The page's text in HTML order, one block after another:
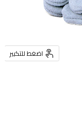
اضغط للتكبير